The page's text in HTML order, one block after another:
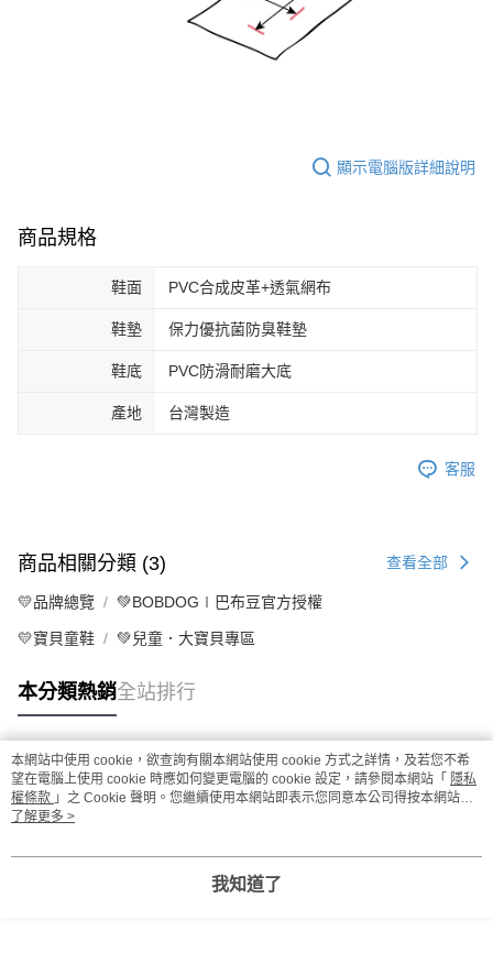
顯示電腦版詳細說明
商品規格
鞋面 PVC合成皮革+透氣網布
鞋墊 保力優抗菌防臭鞋墊
鞋底 PVC防滑耐磨大底
產地 台灣製造
客服
商品相關分類 (3) 查看全部
💛品牌總覽 💚BOBDOG∣巴布豆官方授權
💛寶貝童鞋 💚兒童．大寶貝專區
本分類熱銷全站排行
熱門標籤
本網站中使用 cookie，欲查詢有關本網站使用 cookie 方式之詳情，及若您不希
望在電腦上使用 cookie 時應如何變更電腦的 cookie 設定，請參閱本網站「 隱私
權條款 」之 Cookie 聲明。您繼續使用本網站即表示您同意本公司得按本網站使
用條款之 Cookie 聲明使用 cookie。
了解更多 >
我知道了